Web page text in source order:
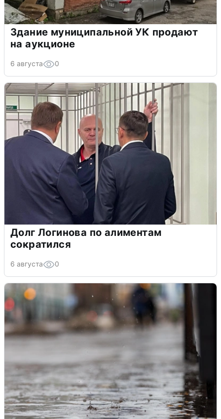
Здание муниципальной УК продают
на аукционе
6 августа 0
Долг Логинова по алиментам
сократился
6 августа 0